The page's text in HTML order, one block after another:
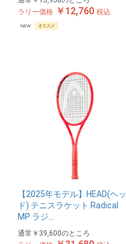
ラリー価格 ￥12,760税込
NEW オススメ
【2025年モデル】HEAD(ヘッ
ド) テニスラケット Radical
MP ラジ…
通常 ￥39,600のところ